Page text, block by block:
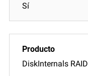
Sí
DiskInternals